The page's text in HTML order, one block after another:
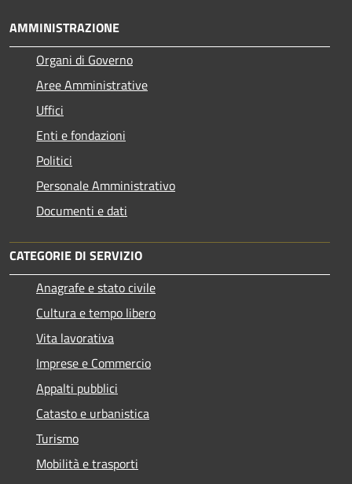
AMMINISTRAZIONE
Organi di Governo
Aree Amministrative
Uffici
Enti e fondazioni
Politici
Personale Amministrativo
Documenti e dati
CATEGORIE DI SERVIZIO
Anagrafe e stato civile
Cultura e tempo libero
Vita lavorativa
Imprese e Commercio
Appalti pubblici
Catasto e urbanistica
Turismo
Mobilità e trasporti